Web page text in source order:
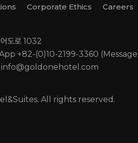
Corporate Ethics
Careers
도로 1032
+82-(0)10-2199-3360
info@goldonehotel.com
All rights reserved.